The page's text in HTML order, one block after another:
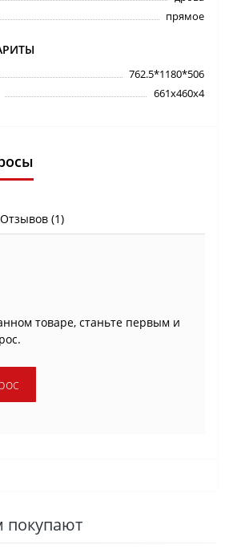
прямое
762.5*1180*506
661х460х4
Отзывов (1)
товаре, станьте первым и
покупают